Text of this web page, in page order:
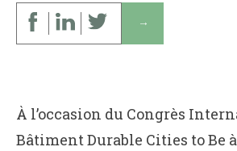
↓
À l’occasion du Congrès
Bâtiment Durable Cities to Be